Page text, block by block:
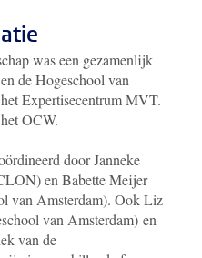
was een gezamenlijk
de Hogeschool van
Expertisecentrum MVT.
OCW.
door Janneke
en Babette Meijer
van Amsterdam). Ook Liz
van Amsterdam) en
van de